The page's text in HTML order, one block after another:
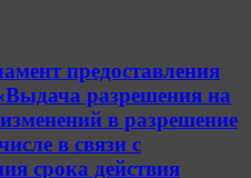
предоставления
разрешения на
в разрешение
в связи с
срока действия